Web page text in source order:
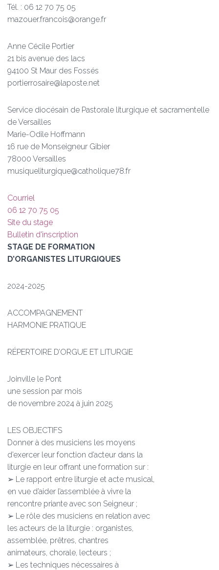
Tél. : 06 12 70 75 05
mazouer.francois@orange.fr
Anne Cécile Portier
21 bis avenue des lacs
94100 St Maur des Fossés
portierrosaire@laposte.net
Service diocésain de Pastorale liturgique et sacramentelle
de Versailles
Marie-Odile Hoffmann
16 rue de Monseigneur Gibier
78000 Versailles
musiqueliturgique@catholique78.fr
Courriel
06 12 70 75 05
Site du stage
Bulletin d'inscription
STAGE DE FORMATION
D’ORGANISTES LITURGIQUES
2024-2025
ACCOMPAGNEMENT
HARMONIE PRATIQUE
RÉPERTOIRE D’ORGUE ET LITURGIE
Joinville le Pont
une session par mois
de novembre 2024 à juin 2025
LES OBJECTIFS
Donner à des musiciens les moyens
d’exercer leur fonction d’acteur dans la
liturgie en leur offrant une formation sur :
➢ Le rapport entre liturgie et acte musical,
en vue d’aider l’assemblée à vivre la
rencontre priante avec son Seigneur ;
➢ Le rôle des musiciens en relation avec
les acteurs de la liturgie : organistes,
assemblée, prêtres, chantres
animateurs, chorale, lecteurs ;
➢ Les techniques nécessaires à